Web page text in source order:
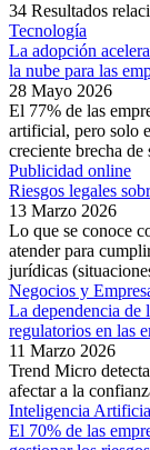
34 Resultados
Tecnología
La adopción
la nube para las
28 Mayo 2026
El 77% de las
artificial, pero solo
creciente brecha
Publicidad online
Riesgos legales
13 Marzo 2026
Lo que se conoce
atender para
jurídicas
Negocios y
La dependencia de
regulatorios en las
11 Marzo 2026
Trend Micro
afectar a la
Inteligencia
El 70% de las